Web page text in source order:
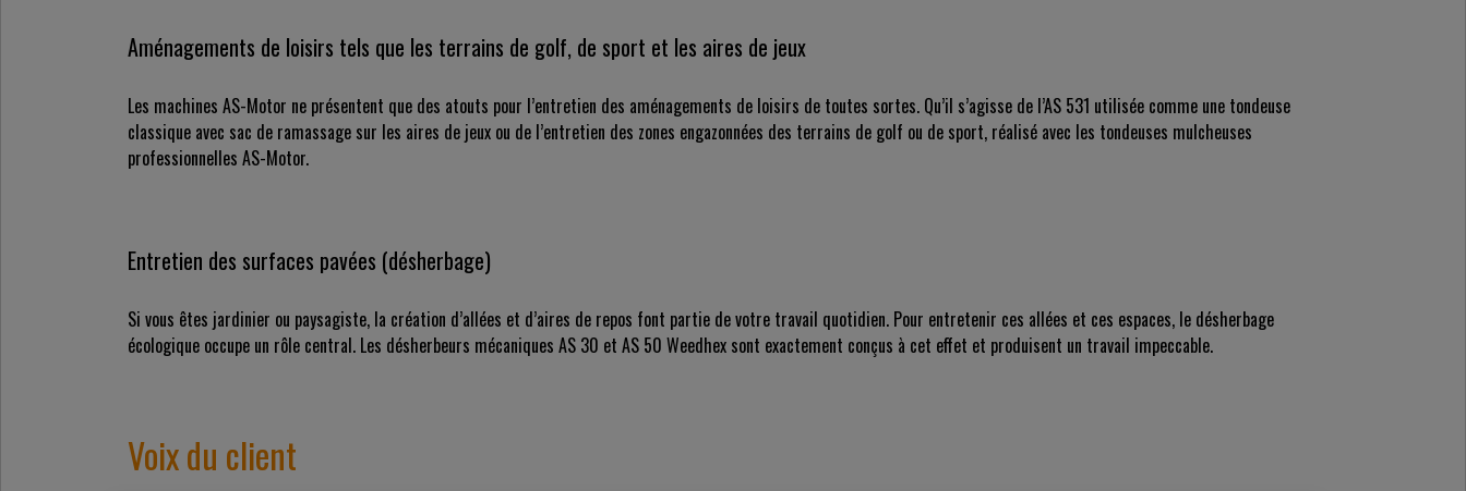
Aménagements de loisirs tels que les terrains de golf, de sport et les aires de jeux
Les machines AS-Motor ne présentent que des atouts pour l’entretien des aménagements de loisirs de toutes sortes. Qu’il s’agisse de l’AS 531 utilisée comme une tondeuse
classique avec sac de ramassage sur les aires de jeux ou de l’entretien des zones engazonnées des terrains de golf ou de sport, réalisé avec les tondeuses mulcheuses
professionnelles AS-Motor.
Entretien des surfaces pavées (désherbage)
Si vous êtes jardinier ou paysagiste, la création d’allées et d’aires de repos font partie de votre travail quotidien. Pour entretenir ces allées et ces espaces, le désherbage
écologique occupe un rôle central. Les désherbeurs mécaniques AS 30 et AS 50 Weedhex sont exactement conçus à cet effet et produisent un travail impeccable.
Voix du client